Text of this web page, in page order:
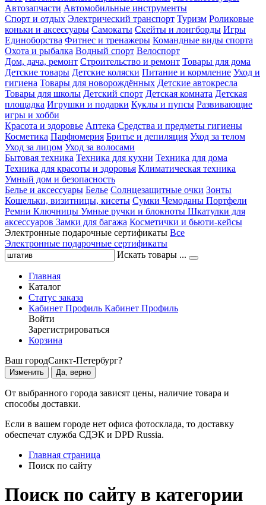
Автозапчасти Автомобильные инструменты
Спорт и отдых Электрический транспорт Туризм Роликовые
коньки и аксессуары Самокаты Скейты и лонгборды Игры
Единоборства Фитнес и тренажеры Командные виды спорта
Охота и рыбалка Водный спорт Велоспорт
Дом, дача, ремонт Строительство и ремонт Товары для дома
Детские товары Детские коляски Питание и кормление Уход и
гигиена Товары для новорождённых Детские автокресла
Товары для школы Детский спорт Детская комната Детская
площадка Игрушки и подарки Куклы и пупсы Развивающие
игры и хобби
Красота и здоровье Аптека Средства и предметы гигиены
Косметика Парфюмерия Бритье и депиляция Уход за телом
Уход за лицом Уход за волосами
Бытовая техника Техника для кухни Техника для дома
Техника для красоты и здоровья Климатическая техника
Умный дом и безопасность
Белье и аксессуары Белье Солнцезащитные очки Зонты
Кошельки, визитницы, кисеты Сумки Чемоданы Портфели
Ремни Ключницы Умные ручки и блокноты Шкатулки для
аксессуаров Замки для багажа Косметички и бьюти-кейсы
Электронные подарочные сертификаты Все
Электронные подарочные сертификаты
Искать товары ...
Главная
Каталог
Статус заказа
Кабинет Профиль Кабинет Профиль
Войти
Зарегистрироваться
Корзина
Ваш городСанкт-Петербург?
Изменить Да, верно
От выбранного города зависят цены, наличие товара и
способы доставки.
Если в вашем городе нет офиса фотосклада, то доставку
обеспечат служба СДЭК и DPD Russia.
Главная страница
Поиск по сайту
Поиск по сайту в категории